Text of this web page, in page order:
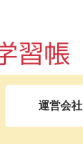
運営会社